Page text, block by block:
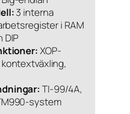
3 interna
i RAM
DIP
XOP-
TI-99/4A,
system